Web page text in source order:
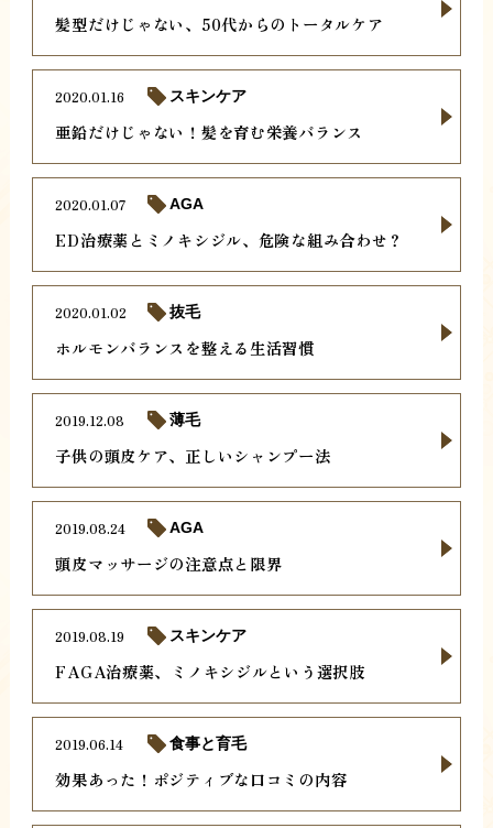
髪型だけじゃない、50代からのトータルケア
亜鉛だけじゃない！髪を育む栄養バランス
2020.01.16 スキンケア
ED治療薬とミノキシジル、危険な組み合わせ？
2020.01.07 AGA
ホルモンバランスを整える生活習慣
2020.01.02 抜毛
子供の頭皮ケア、正しいシャンプー法
2019.12.08 薄毛
頭皮マッサージの注意点と限界
2019.08.24 AGA
FAGA治療薬、ミノキシジルという選択肢
2019.08.19 スキンケア
効果あった！ポジティブな口コミの内容
2019.06.14 食事と育毛